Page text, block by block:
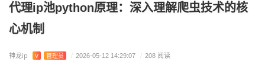
代理ip池python原理：深入理解爬虫技术的核
心机制
神龙ip V 管理员 / 2026-05-12 14:29:07 / 208 阅读